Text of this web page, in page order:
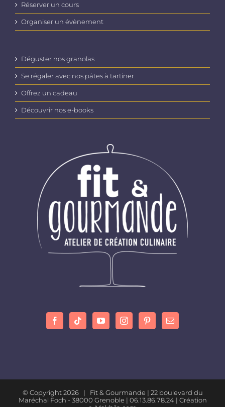
Réserver un cours
Organiser un évènement
Déguster nos granolas
Se régaler avec nos pâtes à tartiner
Offrez un cadeau
Découvrir nos e-books
© Copyright2026 | Fit & Gourmande | 22 boulevard du
Maréchal Foch - 38000 Grenoble | 06.13.86.78.24 | Création